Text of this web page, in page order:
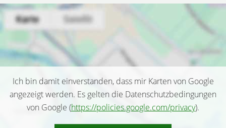
Ich bin damit einverstanden, dass mir Karten von Google
angezeigt werden. Es gelten die Datenschutzbedingungen
von Google (https://policies.google.com/privacy).